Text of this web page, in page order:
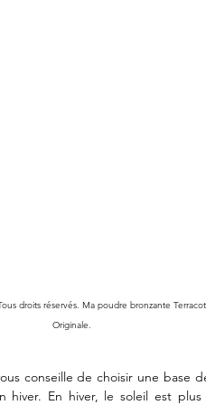
droits réservés. Ma poudre bronzante
Originale.
conseille de choisir une base
En hiver, le soleil est